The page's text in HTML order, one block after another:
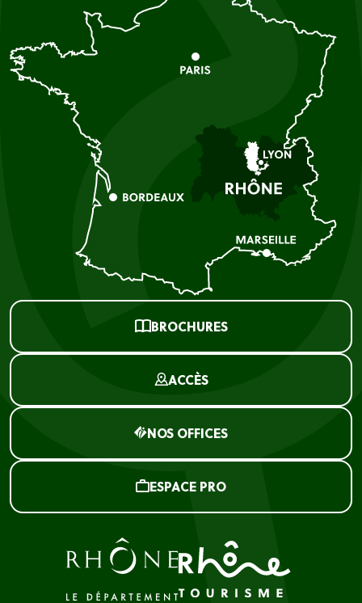
BROCHURES
ACCÈS
NOS OFFICES
ESPACE PRO